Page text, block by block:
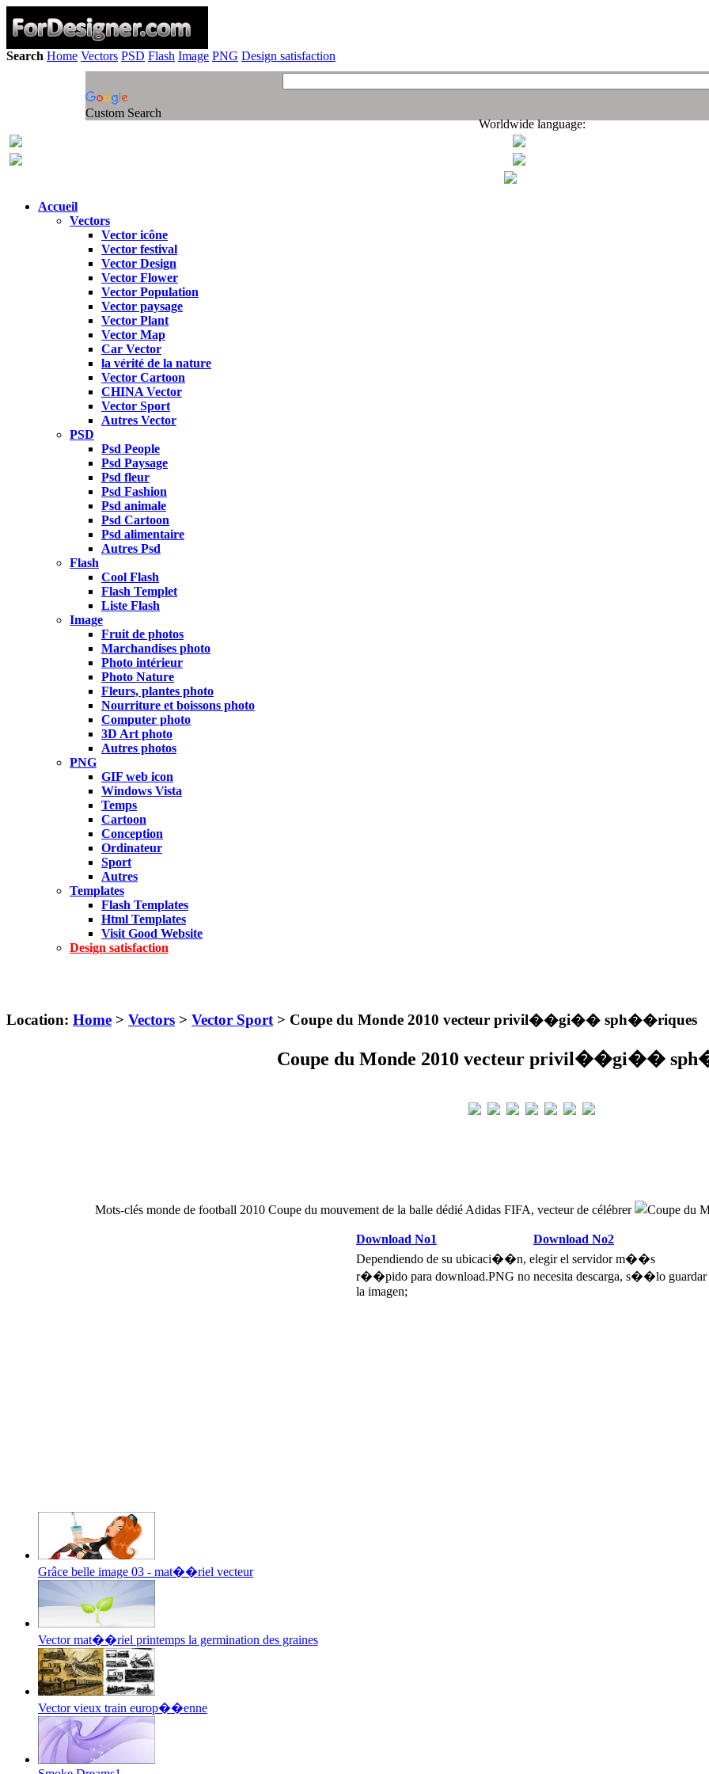
Search Home Vectors PSD Flash Image PNG Design satisfaction
Custom Search
Worldwide language:
Accueil
Vectors
Vector icône
Vector festival
Vector Design
Vector Flower
Vector Population
Vector paysage
Vector Plant
Vector Map
Car Vector
la vérité de la nature
Vector Cartoon
CHINA Vector
Vector Sport
Autres Vector
PSD
Psd People
Psd Paysage
Psd fleur
Psd Fashion
Psd animale
Psd Cartoon
Psd alimentaire
Autres Psd
Flash
Cool Flash
Flash Templet
Liste Flash
Image
Fruit de photos
Marchandises photo
Photo intérieur
Photo Nature
Fleurs, plantes photo
Nourriture et boissons photo
Computer photo
3D Art photo
Autres photos
PNG
GIF web icon
Windows Vista
Temps
Cartoon
Conception
Ordinateur
Sport
Autres
Templates
Flash Templates
Html Templates
Visit Good Website
Design satisfaction
Location: Home > Vectors > Vector Sport > Coupe du Monde 2010 vecteur privil��gi�� sph��riques
Coupe du Monde 2010 vecteur privil��gi��
Mots-clés monde de football 2010 Coupe du mouvement de la balle dédié Adidas FIFA, vecteur de célébrer
Download No1
Download No2
Dependiendo de su ubicaci��n, elegir el servidor m��s
r��pido para download.PNG no necesita descarga, s��lo guardar
la imagen;
Grâce belle image 03 - mat��riel vecteur
Vector mat��riel printemps la germination des graines
Vector vieux train europ��enne